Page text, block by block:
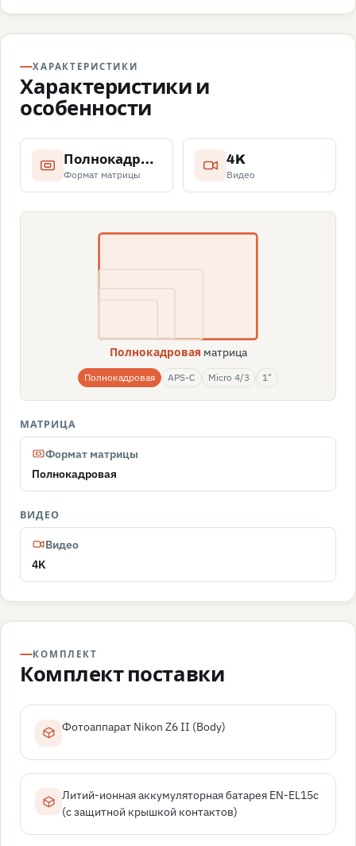
ХАРАКТЕРИСТИКИ
Характеристики и
особенности
Полнокадровая
Формат матрицы
4K
Видео
Полнокадровая матрица
Полнокадровая APS-C Micro 4/3 1"
МАТРИЦА
Формат матрицы
Полнокадровая
ВИДЕО
Видео
4K
КОМПЛЕКТ
Комплект поставки
Фотоаппарат Nikon Z6 II (Body)
Литий-ионная аккумуляторная батарея EN-EL15c
(с защитной крышкой контактов)